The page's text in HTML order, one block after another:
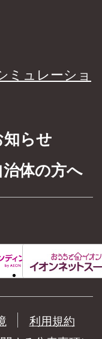
ミュレーショ
知らせ
治体の方へ
利用規約